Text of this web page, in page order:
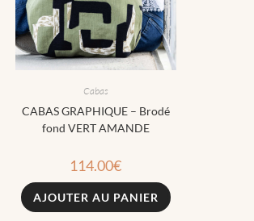
Cabas
CABAS GRAPHIQUE – Brodé
fond VERT AMANDE
114.00€
AJOUTER AU PANIER